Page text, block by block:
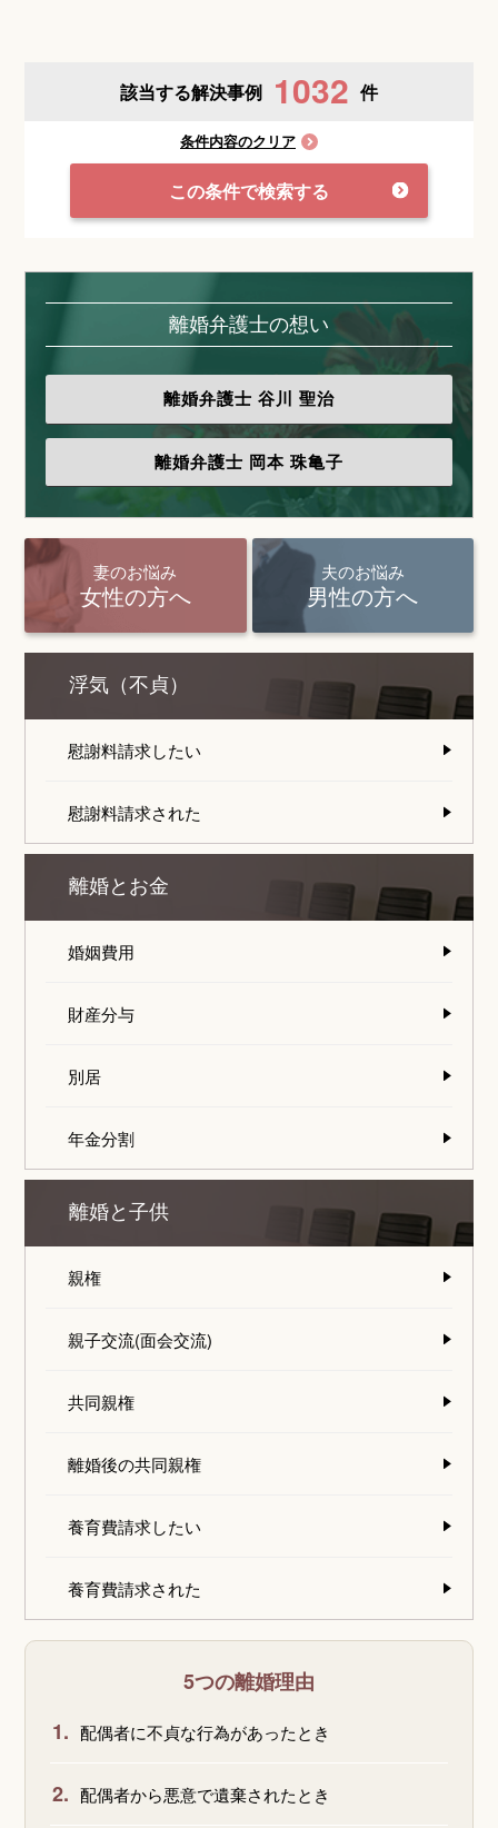
該当する解決事例 1032 件
条件内容のクリア
この条件で検索する
離婚弁護士の想い
離婚弁護士 谷川 聖治
離婚弁護士 岡本 珠亀子
妻のお悩み
女性の方へ
夫のお悩み
男性の方へ
浮気（不貞）
慰謝料請求したい
慰謝料請求された
離婚とお金
婚姻費用
財産分与
別居
年金分割
離婚と子供
親権
親子交流(面会交流)
共同親権
離婚後の共同親権
養育費請求したい
養育費請求された
5つの離婚理由
1. 配偶者に不貞な行為があったとき
2. 配偶者から悪意で遺棄されたとき